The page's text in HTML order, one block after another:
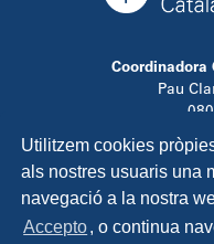
Utilitzem cookies
als nostres usuaris una
navegació a la nostra
Accepto, o continua
Coordinadora
Pau
T.